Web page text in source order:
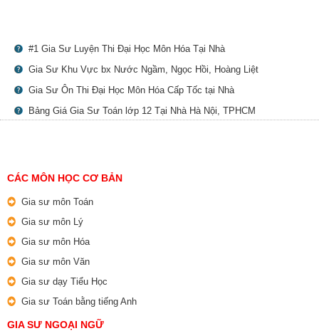
#1 Gia Sư Luyện Thi Đại Học Môn Hóa Tại Nhà
Gia Sư Khu Vực bx Nước Ngầm, Ngọc Hồi, Hoàng Liệt
Gia Sư Ôn Thi Đại Học Môn Hóa Cấp Tốc tại Nhà
Bảng Giá Gia Sư Toán lớp 12 Tại Nhà Hà Nội, TPHCM
CÁC MÔN HỌC CƠ BẢN
Gia sư môn Toán
Gia sư môn Lý
Gia sư môn Hóa
Gia sư môn Văn
Gia sư dạy Tiểu Học
Gia sư Toán bằng tiếng Anh
GIA SƯ NGOẠI NGỮ